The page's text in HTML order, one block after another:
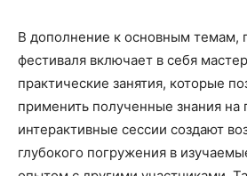
В дополнение к основным темам,
фестиваля включает в себя
практические занятия, которые
применить полученные знания на
интерактивные сессии создают
глубокого погружения в